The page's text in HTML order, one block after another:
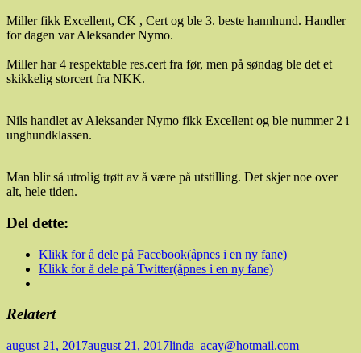
Miller fikk Excellent, CK , Cert og ble 3. beste hannhund. Handler
for dagen var Aleksander Nymo.
Miller har 4 respektable res.cert fra før, men på søndag ble det et
skikkelig storcert fra NKK.
Nils handlet av Aleksander Nymo fikk Excellent og ble nummer 2 i
unghundklassen.
Man blir så utrolig trøtt av å være på utstilling. Det skjer noe over
alt, hele tiden.
Del dette:
Klikk for å dele på Facebook(åpnes i en ny fane)
Klikk for å dele på Twitter(åpnes i en ny fane)
Relatert
Publisert
august 21, 2017august 21, 2017Forfatter
linda_acay@hotmail.com